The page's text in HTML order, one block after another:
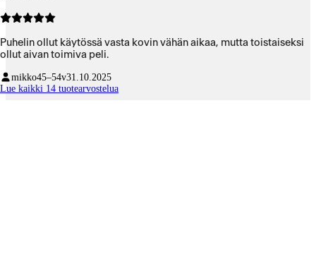
Puhelin ollut käytössä vasta kovin vähän aikaa, mutta toistaiseksi
ollut aivan toimiva peli.
mikko45–54v31.10.2025
Lue kaikki 14 tuotearvostelua